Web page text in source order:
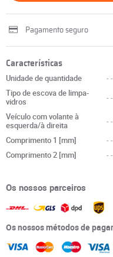
Pagamento seguro
Características
Unidade de quantidade
Tipo de escova de limpa-
vidros
Veículo com volante à
esquerda/à direita
Comprimento 1 [mm]
Comprimento 2 [mm]
Os nossos parceiros
Os nossos métodos de